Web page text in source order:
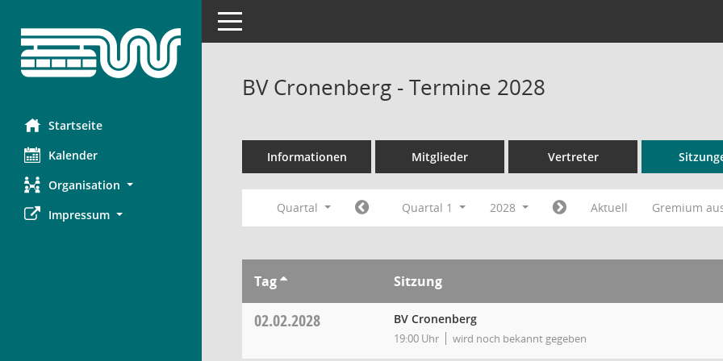
Startseite
Kalender
Organisation
Impressum
Toggle navigation
BV Cronenberg - Termine 2028
Informationen Mitglieder Vertreter
Quartal Quartal 1 2028 Aktuell Gremium
Tag Sitzung
02.02.2028 BV Cronenberg
19:00 Uhr wird noch bekannt gegeben